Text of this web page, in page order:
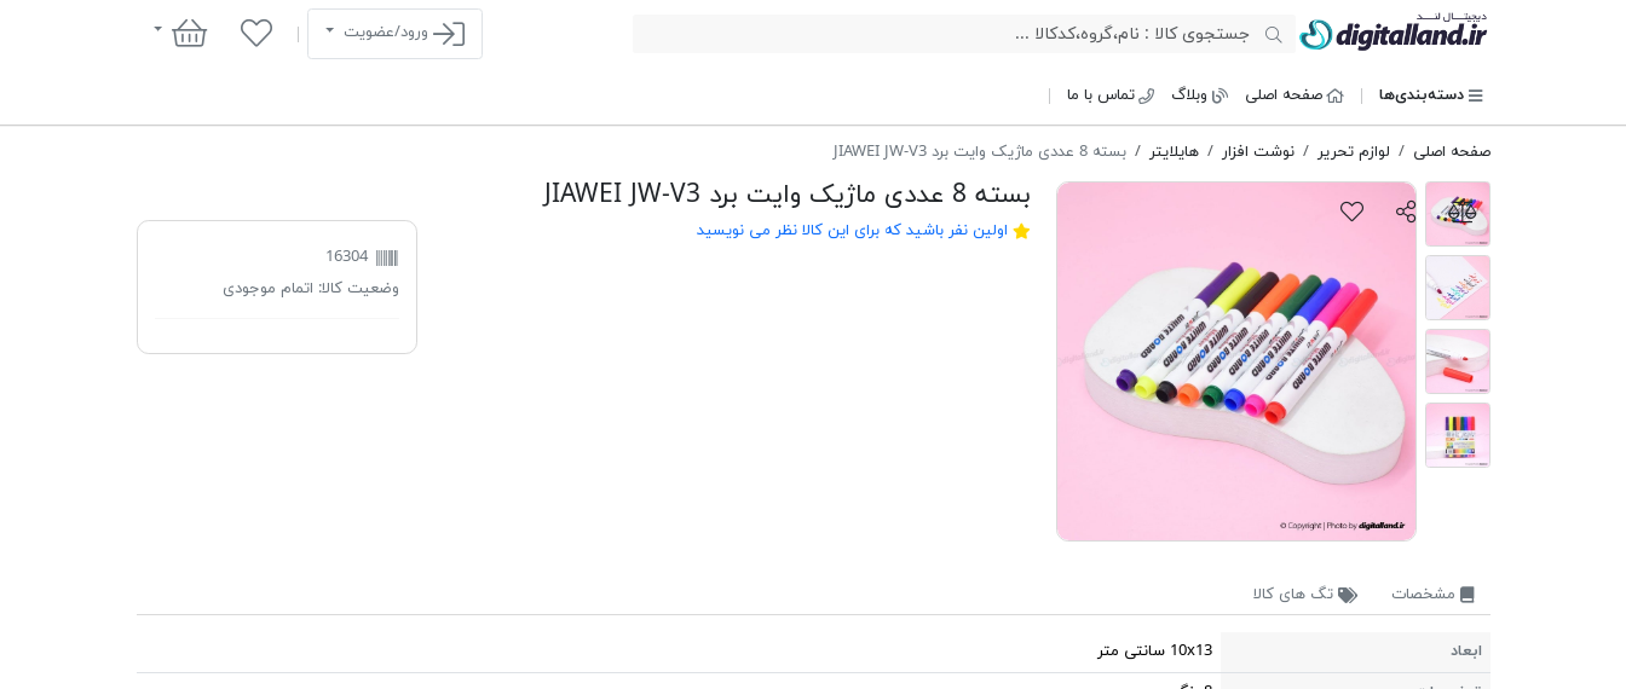
ورود/عضویت سبد خرید
دسته‌بندی‌ها صفحه اصلی وبلاگ تماس با ما
صفحه اصلی لوازم تحریر نوشت افزار هایلایتر بسته 8 عددی ماژیک وایت برد JIAWEI JW-V3
بسته 8 عددی ماژیک وایت برد JIAWEI JW-V3
اولین نفر باشید که برای این کالا نظر می نویسید
16304
وضعیت کالا: اتمام موجودی
مشخصات تگ های کالا
ابعاد
10x13 سانتی متر